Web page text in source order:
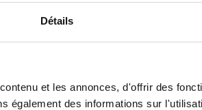
Détails
et les annonces, d'offrir des
également des informations sur